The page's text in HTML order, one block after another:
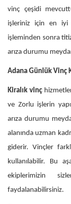
vinç çeşidi
işleriniz için en iyi
işleminden sonra
arıza durumu
Adana Günlük Vinç
Kiralık vinç
ve Zorlu işlerin
arıza durumu
alanında uzman
giderir. Vinçler
kullanılabilir. Bu
ekiplerimizin
faydalanabilirsiniz.